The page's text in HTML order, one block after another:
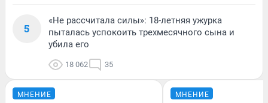
5
«Не рассчитала силы»: 18-летняя ужурка
пыталась успокоить трехмесячного сына и
убила его
18 062 35
МНЕНИЕ МНЕНИЕ